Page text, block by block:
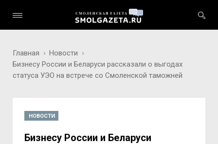
Главная
Новости
Бизнесу России и Беларуси рассказали о выгодах
статуса УЭО на встрече со Смоленской таможней
НОВОСТИ
Бизнесу России и Беларуси